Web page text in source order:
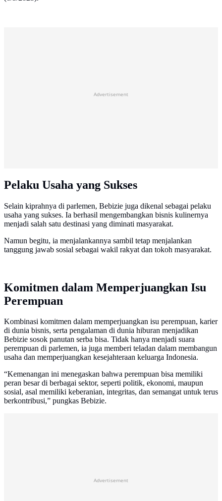
Advertisement
Pelaku Usaha yang Sukses
Selain kiprahnya di parlemen, Bebizie juga dikenal sebagai pelaku
usaha yang sukses. Ia berhasil mengembangkan bisnis kulinernya
menjadi salah satu destinasi yang diminati masyarakat.
Namun begitu, ia menjalankannya sambil tetap menjalankan
tanggung jawab sosial sebagai wakil rakyat dan tokoh masyarakat.
Komitmen dalam Memperjuangkan Isu
Perempuan
Kombinasi komitmen dalam memperjuangkan isu perempuan, karier
di dunia bisnis, serta pengalaman di dunia hiburan menjadikan
Bebizie sosok panutan serba bisa. Tidak hanya menjadi suara
perempuan di parlemen, ia juga memberi teladan dalam membangun
usaha dan memperjuangkan kesejahteraan keluarga Indonesia.
“Kemenangan ini menegaskan bahwa perempuan bisa memiliki
peran besar di berbagai sektor, seperti politik, ekonomi, maupun
sosial, asal memiliki keberanian, integritas, dan semangat untuk terus
berkontribusi,” pungkas Bebizie.
Advertisement